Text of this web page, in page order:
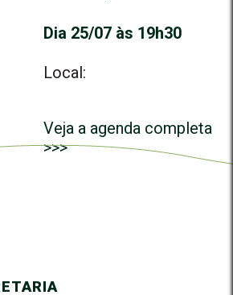
Dia 25/07 às 19h30
Local:
Veja a agenda completa
>>>